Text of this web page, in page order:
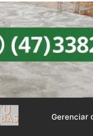
Gerenciar
para agravamento